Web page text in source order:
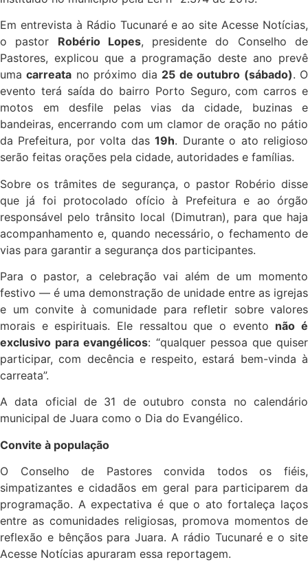
Em entrevista à Rádio Tucunaré e ao site Acesse Notícias,
o pastor Robério Lopes, presidente do Conselho de
Pastores, explicou que a programação deste ano prevê
umacarreata no próximo dia 25 de outubro (sábado). O
evento terá saída do bairro Porto Seguro, com carros e
motos em desfile pelas vias da cidade, buzinas e
bandeiras, encerrando com um clamor de oração no pátio
da Prefeitura, por volta das19h. Durante o ato religioso
serão feitas orações pela cidade, autoridades e famílias.
Sobre os trâmites de segurança, o pastor Robério disse
que já foi protocolado ofício à Prefeitura e ao órgão
responsável pelo trânsito local (Dimutran), para que haja
acompanhamento e, quando necessário, o fechamento de
vias para garantir a segurança dos participantes.
Para o pastor, a celebração vai além de um momento
festivo — é uma demonstração de unidade entre as igrejas
e um convite à comunidade para refletir sobre valores
morais e espirituais. Ele ressaltou que o evento não é
exclusivo para evangélicos: “qualquer pessoa que quiser
participar, com decência e respeito, estará bem-vinda à
carreata”.
A data oficial de 31 de outubro consta no calendário
municipal de Juara como o Dia do Evangélico.
Convite à população
O Conselho de Pastores convida todos os fiéis,
simpatizantes e cidadãos em geral para participarem da
programação. A expectativa é que o ato fortaleça laços
entre as comunidades religiosas, promova momentos de
reflexão e bênçãos para Juara. A rádio Tucunaré e o site
Acesse Notícias apuraram essa reportagem.